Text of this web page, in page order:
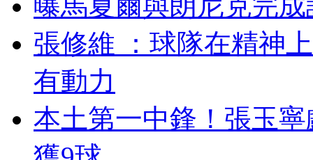
張修維 ：球隊在精
有動力
本土第一中鋒！張